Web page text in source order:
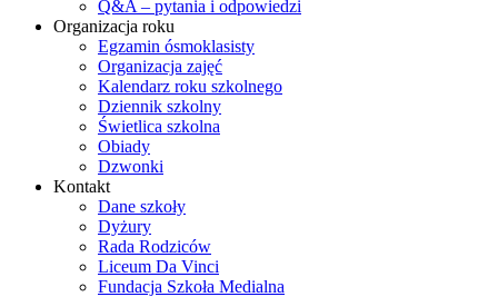
Q&A – pytania i odpowiedzi
Organizacja roku
Egzamin ósmoklasisty
Organizacja zajęć
Kalendarz roku szkolnego
Dziennik szkolny
Świetlica szkolna
Obiady
Dzwonki
Kontakt
Dane szkoły
Dyżury
Rada Rodziców
Liceum Da Vinci
Fundacja Szkoła Medialna